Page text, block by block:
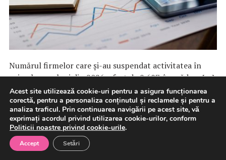
Numărul firmelor care şi-au suspendat activitatea în
primele şase luni din 2026 a fost de 9.687, în scădere […]
9 august 2026 Afaceri
Poliția Română avertizează
Acest site utilizează cookie-uri pentru a asigura funcționarea
corectă, pentru a personaliza conținutul și reclamele și pentru a
analiza traficul. Prin continuarea navigării pe acest site, vă
exprimați acordul privind utilizarea cookie-urilor, conform
Politicii noastre privind cookie-urile.
Accept Setări